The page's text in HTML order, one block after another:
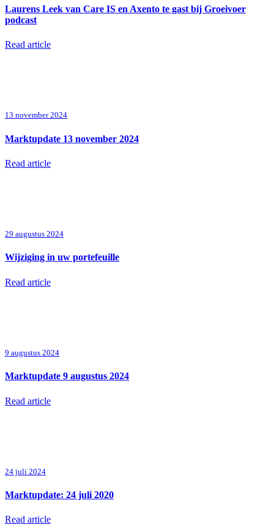
Laurens Leek van Care IS en Axento te gast bij Groeivoer
podcast
Read article
13 november 2024
Marktupdate 13 november 2024
Read article
29 augustus 2024
Wijziging in uw portefeuille
Read article
9 augustus 2024
Marktupdate 9 augustus 2024
Read article
24 juli 2024
Marktupdate: 24 juli 2020
Read article